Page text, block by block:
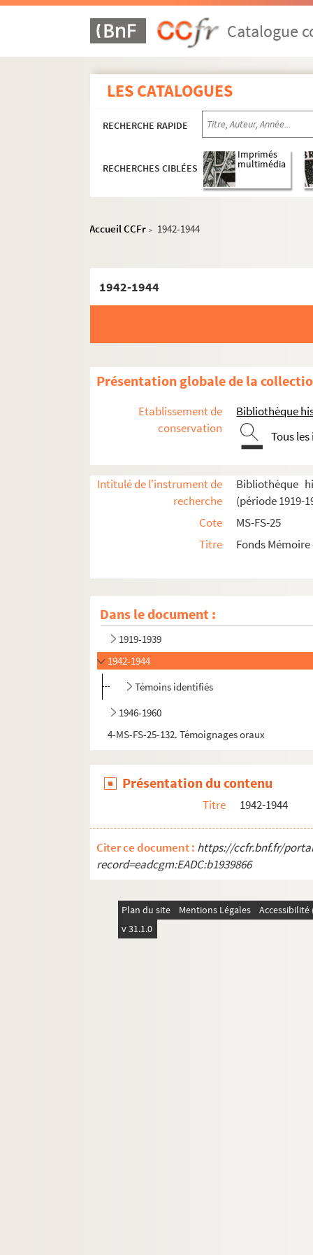
Catalogue
LES CATALOGUES
RECHERCHE RAPIDE
RECHERCHES CIBLÉES
Imprimés
multimédia
Accueil CCFr > 1942-1944
1942-1944
Présentation globale de la
Etablissement de
conservation
Bibliothèque
Tous
Intitulé de l'instrument de
recherche
Bibliothèque
(période 1919-
Cote
MS-FS-25
Titre
Fonds
Dans le document :
1919-1939
1942-1944
Témoins identifiés
1946-1960
4-MS-FS-25-132. Témoignages oraux
Présentation du contenu
Titre 1942-1944
Citer ce document : https://ccfr.bnf.fr/
record=eadcgm:EADC:b1939866
Plan du site Mentions Légales
v 31.1.0